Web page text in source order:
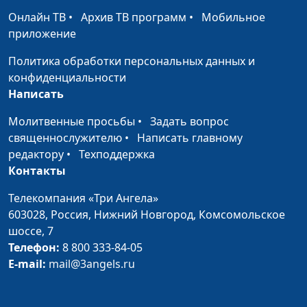
Как выбирать
спутника жизни
Юлия Синицына, Алина
Как выйти из
позиции жертвы
практический психолог
Психогигиена: как
укрепить свое
психическое
здоровье
Юлия Синицына, Алина
Караченцева,
Страх общения — как
его преодолеть?
Юлия Синицына,
#303
Онлайн ТВ • Архив ТВ программ • Мобильное
приложение
Политика обработки персональных данных и
конфиденциальности
Написать
Молитвенные просьбы • Задать вопрос
священнослужителю • Написать главному
редактору • Техподдержка
Контакты
Телекомпания «Три Ангела»
603028, Россия, Нижний Новгород, Комсомольское
шоссе, 7
Телефон: 8 800 333-84-05
E-mail: mail@3angels.ru